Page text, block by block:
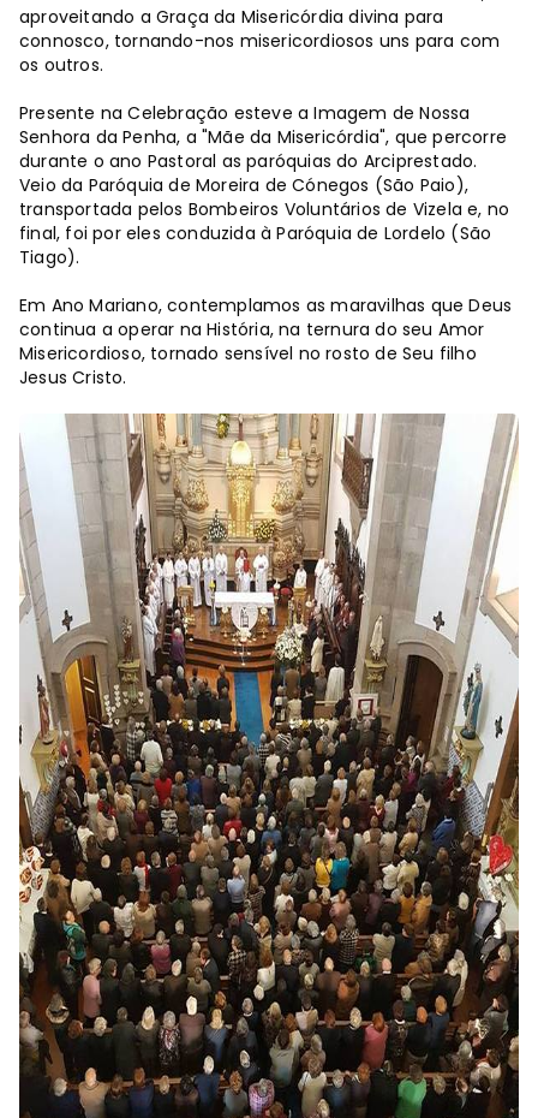
aproveitando a Graça da Misericórdia divina para
connosco, tornando-nos misericordiosos uns para com
os outros.
Presente na Celebração esteve a Imagem de Nossa
Senhora da Penha, a "Mãe da Misericórdia", que percorre
durante o ano Pastoral as paróquias do Arciprestado.
Veio da Paróquia de Moreira de Cónegos (São Paio),
transportada pelos Bombeiros Voluntários de Vizela e, no
final, foi por eles conduzida à Paróquia de Lordelo (São
Tiago).
Em Ano Mariano, contemplamos as maravilhas que Deus
continua a operar na História, na ternura do seu Amor
Misericordioso, tornado sensível no rosto de Seu filho
Jesus Cristo.